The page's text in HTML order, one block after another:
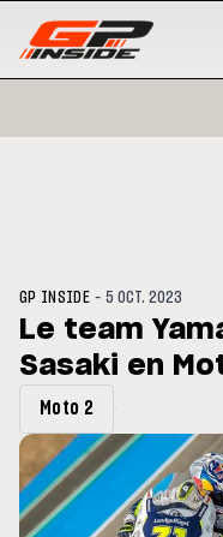
en septembre
GP INSIDE -5 OCT. 2023
Le team
Sasaki en
Moto 2